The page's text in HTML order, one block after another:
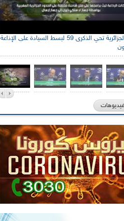
الإذاعة الجزائرية تحي الذكرى 59 لبسط السيادة على الإذاعة